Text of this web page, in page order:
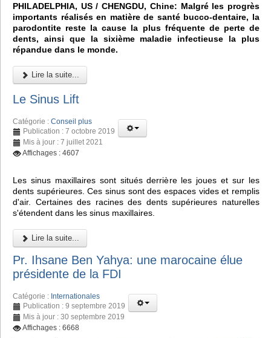
PHILADELPHIA, US / CHENGDU, Chine: Malgré les progrès
importants réalisés en matière de santé bucco-dentaire, la
parodontite reste la cause la plus fréquente de perte de
dents, ainsi que la sixième maladie infectieuse la plus
répandue dans le monde.
Lire la suite...
Le Sinus Lift
Catégorie : Conseil plus
Publication : 7 octobre 2019
Mis à jour : 7 juillet 2021
Affichages : 4607
Les sinus maxillaires sont situés derrière les joues et sur les
dents supérieures. Ces sinus sont des espaces vides et remplis
d'air. Certaines des racines des dents supérieures naturelles
s'étendent dans les sinus maxillaires.
Lire la suite...
Pr. Ihsane Ben Yahya: une marocaine élue
présidente de la FDI
Catégorie : Internationales
Publication : 9 septembre 2019
Mis à jour : 30 septembre 2019
Affichages : 6668